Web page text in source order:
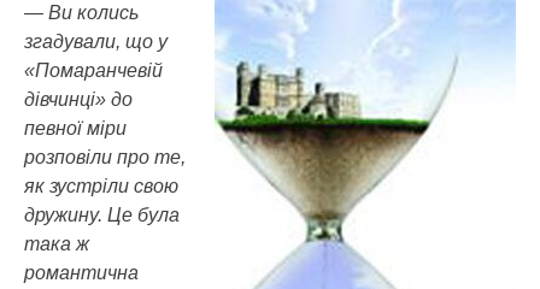
— Ви колись
згадували, що у
«Помаранчевій
дівчинці» до
певної міри
розповіли про те,
як зустріли свою
дружину. Це була
така ж
романтична